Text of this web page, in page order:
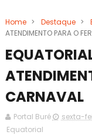
Home > Destaque >
ATENDIMENTO PARA O
CARNAVAL
Portal Buré sexta-
Equatorial